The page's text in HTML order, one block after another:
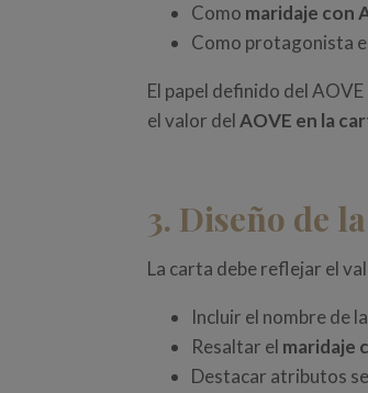
Como maridaje con
Como protagonista
El papel definido del
el valor delAOVE en la
3. Diseño de
La carta debe reflejar el
Incluir el nombre de
Resaltar el maridaje
Destacar atributos